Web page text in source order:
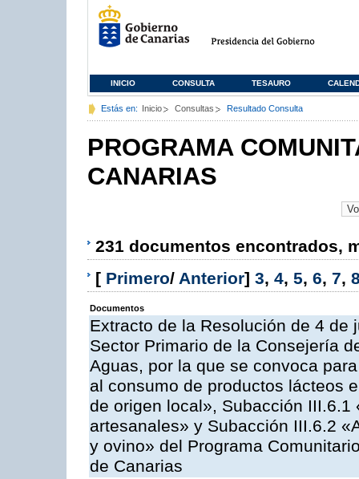
INICIO CONSULTA TESAURO
Estás en: Inicio Consultas Resultado Consulta
PROGRAMA
CANARIAS
231 documentos encontrados,
[ Primero/ Anterior] 3, 4, 5, 6, 7,
Documentos
Extracto de la Resolución de 4
Sector Primario de la Consejería
Aguas, por la que se convoca
al consumo de productos lácteos
de origen local», Subacción
artesanales» y Subacción III.6.2
y ovino» del Programa
de Canarias